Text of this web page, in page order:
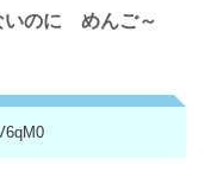
いのに めんご～